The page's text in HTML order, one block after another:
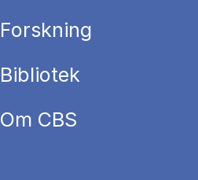
Forskning
Bibliotek
Om CBS